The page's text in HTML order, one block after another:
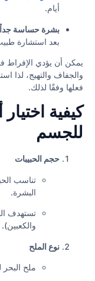
أيام.
بشرة حساسة جداً
بعد استشارة
يمكن أن يؤدي الإفراط
والجفاف والتهيج، لذا
فعلها وفقًا لذلك.
كيفية
للجسم
حجم الحبيبات
تناسب
البشرة.
تستهدف
والكعبين).
نوع الملح
ملح